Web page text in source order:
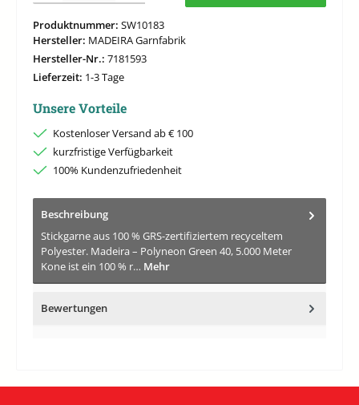
Produktnummer: SW10183
Hersteller: MADEIRA Garnfabrik
Hersteller-Nr.: 7181593
Lieferzeit: 1-3 Tage
Unsere Vorteile
Kostenloser Versand ab € 100
kurzfristige Verfügbarkeit
100% Kundenzufriedenheit
Beschreibung
Stickgarne aus 100 % GRS-zertifiziertem recyceltem
Polyester. Madeira – Polyneon Green 40, 5.000 Meter
Kone ist ein 100 % r… Mehr
Bewertungen